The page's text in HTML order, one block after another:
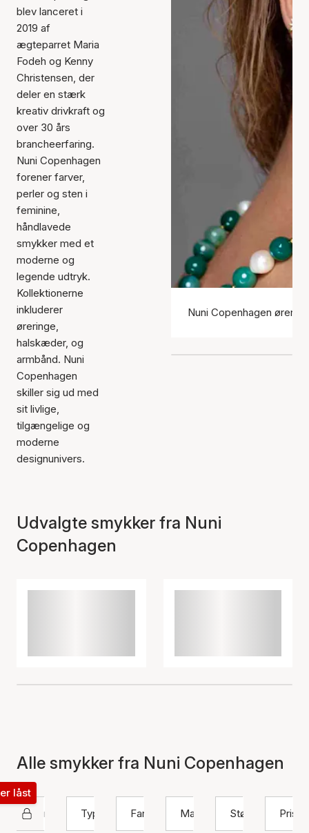
blev lanceret i
2019 af
ægteparret Maria
Fodeh og Kenny
Christensen, der
deler en stærk
kreativ drivkraft og
over 30 års
brancheerfaring.
Nuni Copenhagen
forener farver,
perler og sten i
feminine,
håndlavede
smykker med et
moderne og
legende udtryk.
Kollektionerne
inkluderer
øreringe,
halskæder, og
armbånd. Nuni
Copenhagen
skiller sig ud med
sit livlige,
tilgængelige og
moderne
designunivers.
Nuni Copenhagen
Udvalgte smykker fra Nuni
Copenhagen
Alle smykker fra Nuni Copenhagen
Nuni Copenhagen
låst
Type
Farve Materiale Størrelse Pris